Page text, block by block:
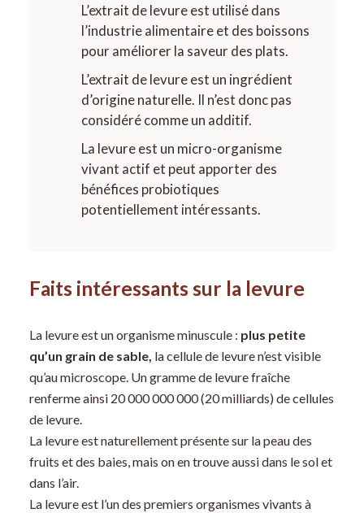
L’extrait de levure est utilisé dans
l’industrie alimentaire et des boissons
pour améliorer la saveur des plats.
L’extrait de levure est un ingrédient
d’origine naturelle. Il n’est donc pas
considéré comme un additif.
La levure est un micro-organisme
vivant actif et peut apporter des
bénéfices probiotiques
potentiellement intéressants.
Faits intéressants sur la levure
La levure est un organisme minuscule : plus petite
qu’un grain de sable, la cellule de levure n’est visible
qu’au microscope. Un gramme de levure fraîche
renferme ainsi 20 000 000 000 (20 milliards) de cellules
de levure.
La levure est naturellement présente sur la peau des
fruits et des baies, mais on en trouve aussi dans le sol et
dans l’air.
La levure est l’un des premiers organismes vivants à